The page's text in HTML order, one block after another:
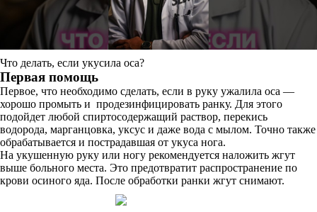
Что делать, если укусила оса?
Первая помощь
Первое, что необходимо сделать, если в руку ужалила оса —
хорошо промыть и продезинфицировать ранку. Для этого
подойдет любой спиртосодержащий раствор, перекись
водорода, марганцовка, уксус и даже вода с мылом. Точно также
обрабатывается и пострадавшая от укуса нога.
На укушенную руку или ногу рекомендуется наложить жгут
выше больного места. Это предотвратит распространение по
крови осиного яда. После обработки ранки жгут снимают.